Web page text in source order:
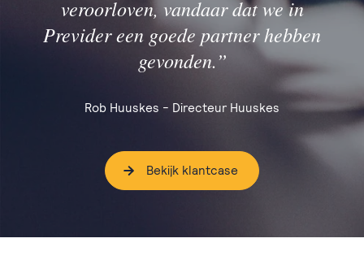
veroorloven, vandaar dat we in
Previder een goede partner hebben
gevonden.”
Rob Huuskes - Directeur Huuskes
Bekijk klantcase